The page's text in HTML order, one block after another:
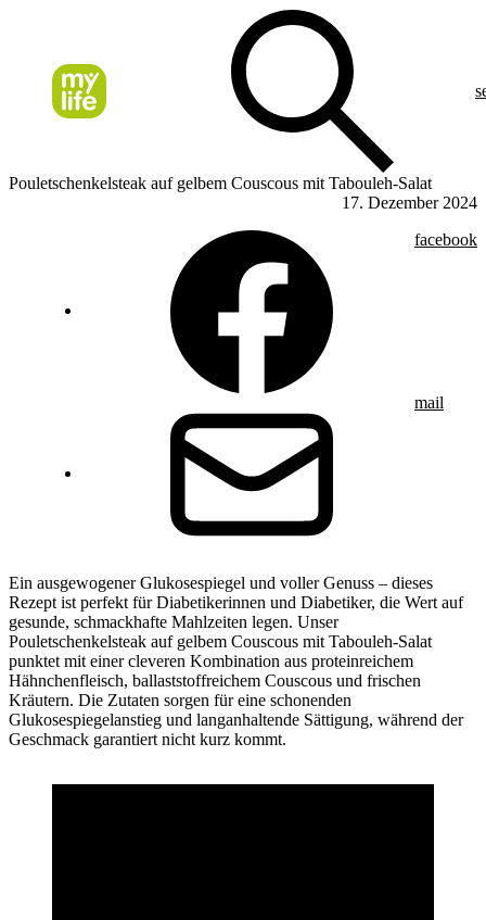
Pouletschenkelsteak auf gelbem Couscous mit Tabouleh-Salat
17. Dezember 2024
facebook
mail
Ein ausgewogener Glukosespiegel und voller Genuss – dieses
Rezept ist perfekt für Diabetikerinnen und Diabetiker, die Wert auf
gesunde, schmackhafte Mahlzeiten legen. Unser
Pouletschenkelsteak auf gelbem Couscous mit Tabouleh-Salat
punktet mit einer cleveren Kombination aus proteinreichem
Hähnchenfleisch, ballaststoffreichem Couscous und frischen
Kräutern. Die Zutaten sorgen für eine schonenden
Glukosespiegelanstieg und langanhaltende Sättigung, während der
Geschmack garantiert nicht kurz kommt.